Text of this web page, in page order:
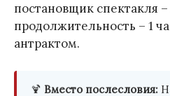
постановщик спектакля
продолжительность – 1
антрактом.
🍹 Вместо послесловия: